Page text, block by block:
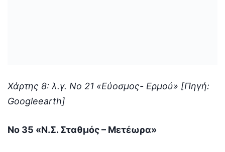
Χάρτης 8: λ.γ. Νο 21 «Εύοσμος- Ερμού» [Πηγή:
Googleearth]
Νο 35 «Ν.Σ. Σταθμός – Μετέωρα»